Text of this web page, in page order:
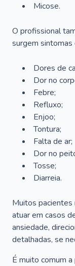
Micose.
O profissional
surgem sintomas
Dores de
Dor no
Febre;
Refluxo;
Enjoo;
Tontura;
Falta de ar;
Dor no
Tosse;
Diarreia.
Muitos pacientes
atuar em casos
ansiedade,
detalhadas, se
É muito comum